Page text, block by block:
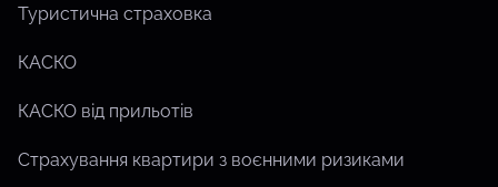
Туристична страховка
КАСКО
КАСКО від прильотів
Страхування квартири з воєнними ризиками